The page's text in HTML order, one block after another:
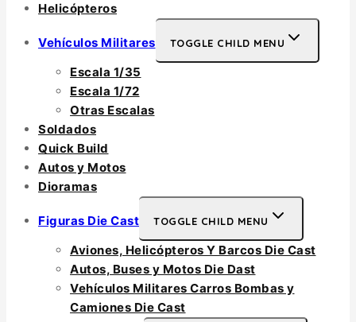
Helicópteros
Vehículos Militares TOGGLE CHILD MENU
Escala 1/35
Escala 1/72
Otras Escalas
Soldados
Quick Build
Autos y Motos
Dioramas
Figuras Die Cast TOGGLE CHILD MENU
Aviones, Helicópteros Y Barcos Die Cast
Autos, Buses y Motos Die Dast
Vehículos Militares Carros Bombas y
Camiones Die Cast